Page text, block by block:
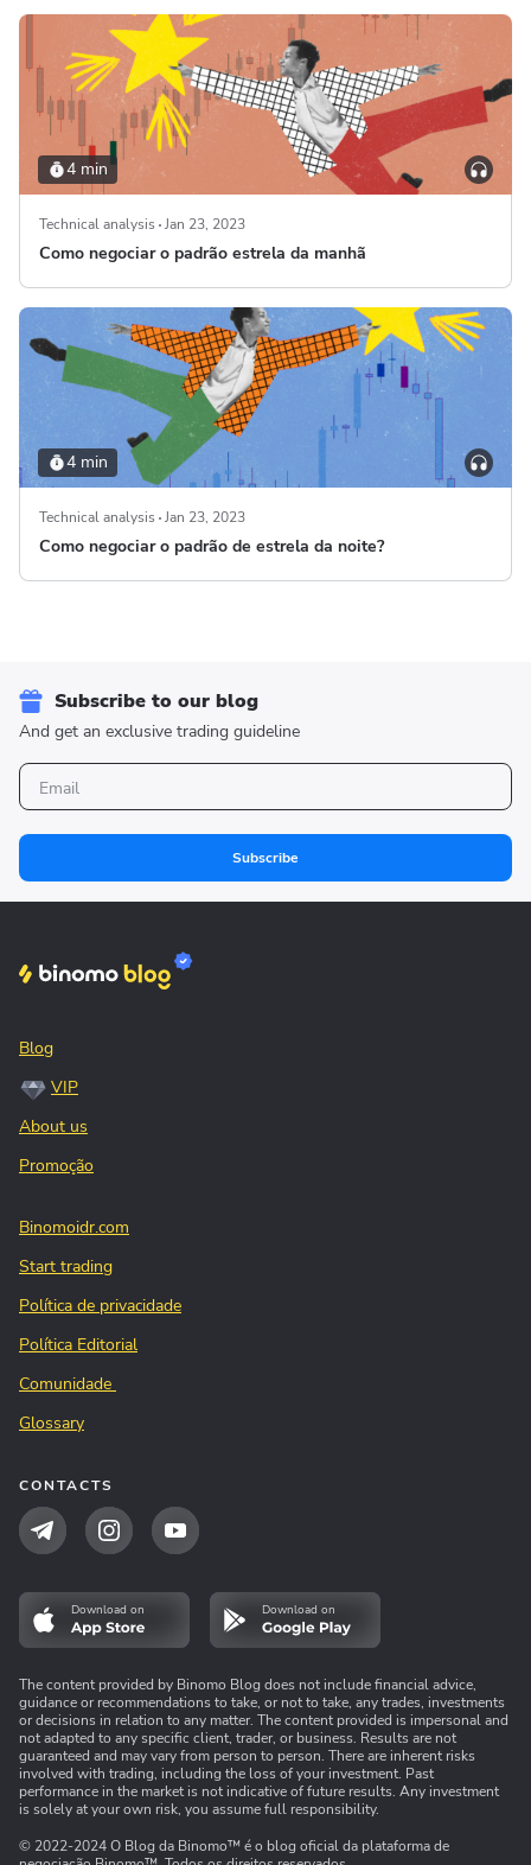
4 min
Technical analysis Jan 23, 2023
Como negociar o padrão estrela da manhã
4 min
Technical analysis Jan 23, 2023
Como negociar o padrão de estrela da noite?
Subscribe to our blog
And get an exclusive trading guideline
Subscribe
Blog
VIP
About us
Promoção
Binomoidr.com
Start trading
Política de privacidade
Política Editorial
Comunidade
Glossary
CONTACTS
Download on Download on
The content provided by Binomo Blog does not include financial advice,
guidance or recommendations to take, or not to take, any trades, investments
or decisions in relation to any matter. The content provided is impersonal and
not adapted to any specific client, trader, or business. Results are not
guaranteed and may vary from person to person. There are inherent risks
involved with trading, including the loss of your investment. Past
performance in the market is not indicative of future results. Any investment
is solely at your own risk, you assume full responsibility.
© 2022-2024 O Blog da Binomo™ é o blog oficial da plataforma de